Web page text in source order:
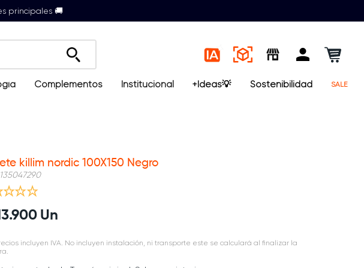
principales 🚚
Complementos Institucional +Ideas💡 Sostenibilidad SALE
killim nordic 100X150 Negro
135047290
.900 Un
incluyen IVA. No incluyen instalación, ni transporte este se calculará al finalizar la